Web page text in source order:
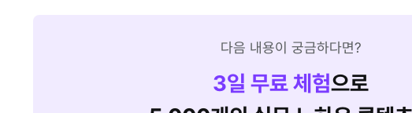
다음 내용이 궁금하다면?
3일 무료 체험으로